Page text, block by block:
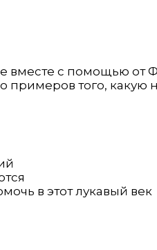
вместе с помощью
примеров того,
в этот лукавый век